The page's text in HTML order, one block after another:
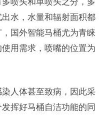
水，水量和辐射面积都
国外智能马桶尤为青睐
用需求，喷嘴的位置为
人体甚至致病，因此采
挥好马桶自洁功能的同